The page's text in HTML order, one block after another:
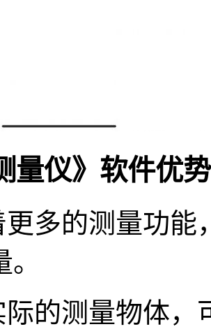
量仪》软件优
更多的测量功
际的测量物体